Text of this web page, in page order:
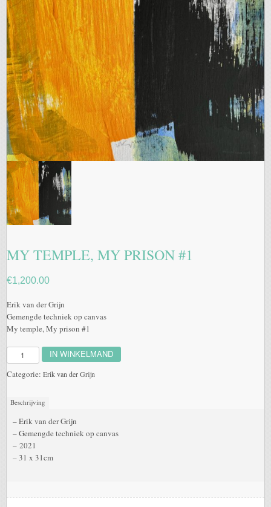
MY TEMPLE, MY PRISON #1
€1,200.00
Erik van der Grijn
Gemengde techniek op canvas
My temple, My prison #1
temple,
My
#1
IN WINKELMAND
Categorie: Erik van der Grijn
Beschrijving
– Erik van der Grijn
– Gemengde techniek op canvas
– 2021
– 31 x 31cm